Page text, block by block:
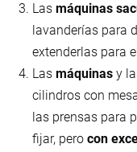
Las máquinas
lavanderías para
extenderlas para
Las máquinas y
cilindros con
las prensas para
fijar, pero con